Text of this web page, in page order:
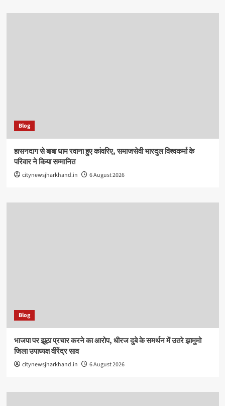
Blog
हासनदाग से बाबा धाम रवाना हुए कांवरिए, समाजसेवी भारदुल विश्वकर्मा के
परिवार ने किया सम्मानित
citynewsjharkhand.in 6 August 2026
Blog
भाजपा पर झूठा प्रचार करने का आरोप, धीरज दुबे के समर्थन में उतरे झामुमो
जिला उपाध्यक्ष वीरेंद्र साव
citynewsjharkhand.in 6 August 2026